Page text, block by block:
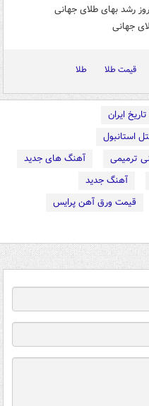
جهانی
قیمت طلا طلا
ایران
استانبول
ترمیمی
آهنگ های جدید
آهنگ جدید
قیمت ورق آهن پرایس